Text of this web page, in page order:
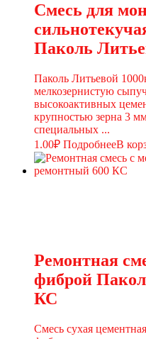
Смесь для
Паколь
Паколь Литьевой
мелкозернистую
высокоактивных
крупностью зерна 3
специальных ...
1.00₽ ПодробнееВ
Ремонтная
фиброй
КС
Смесь сухая